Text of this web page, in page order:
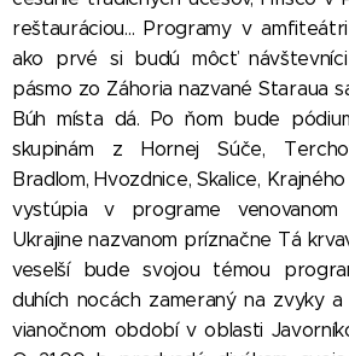
reštauráciou... Programy v
ako prvé si budú môcť
pásmo zo Záhoria nazvané Staraua
Búh místa dá. Po ňom bude
skupinám z Hornej Súče,
Bradlom, Hvozdnice, Skalice,
vystúpia v programe
Ukrajine nazvanom príznačne Tá
veselší bude svojou témou
duhích nocách zameraný na zvyky
vianočnom období v oblasti